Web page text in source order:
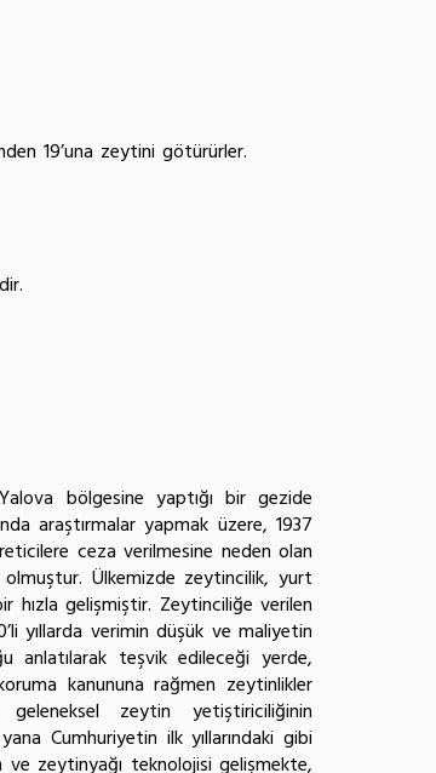
19’una zeytini götürürler.
bölgesine yaptığı bir gezide
araştırmalar yapmak üzere, 1937
ceza verilmesine neden olan
olmuştur. Ülkemizde zeytincilik, yurt
hızla gelişmiştir. Zeytinciliğe verilen
yıllarda verimin düşük ve maliyetin
anlatılarak teşvik edileceği yerde,
kanununa rağmen zeytinlikler
geleneksel zeytin yetiştiriciliğinin
Cumhuriyetin ilk yıllarındaki gibi
zeytinyağı teknolojisi gelişmekte,